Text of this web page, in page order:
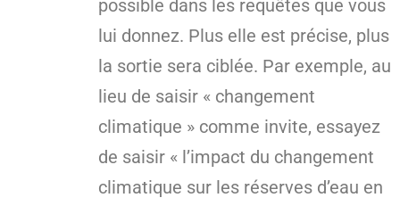
possible dans les requêtes que vous
lui donnez. Plus elle est précise, plus
la sortie sera ciblée. Par exemple, au
lieu de saisir « changement
climatique » comme invite, essayez
de saisir « l’impact du changement
climatique sur les réserves d’eau en